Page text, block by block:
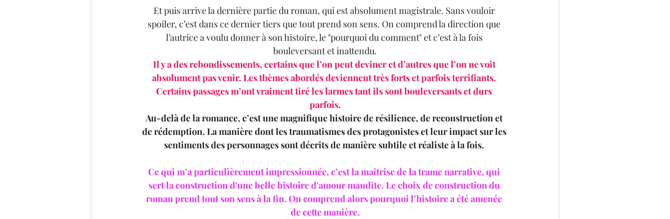
Et puis arrive la dernière partie du roman, qui est absolument magistrale. Sans vouloir
spoiler, c’est dans ce dernier tiers que tout prend son sens. On comprend la direction que
l’autrice a voulu donner à son histoire, le "pourquoi du comment" et c’est à la fois
bouleversant et inattendu.
Il y a des rebondissements, certains que l’on peut deviner et d’autres que l’on ne voit
absolument pas venir. Les thèmes abordés deviennent très forts et parfois terrifiants.
Certains passages m’ont vraiment tiré les larmes tant ils sont bouleversants et durs
parfois.
Au-delà de la romance, c’est une magnifique histoire de résilience, de reconstruction et
de rédemption. La manière dont les traumatismes des protagonistes et leur impact sur les
sentiments des personnages sont décrits de manière subtile et réaliste à la fois.
Ce qui m’a particulièrement impressionnée, c’est la maîtrise de la trame narrative, qui
sert la construction d'une belle histoire d'amour maudite. Le choix de construction du
roman prend tout son sens à la fin. On comprend alors pourquoi l’histoire a été amenée
de cette manière.